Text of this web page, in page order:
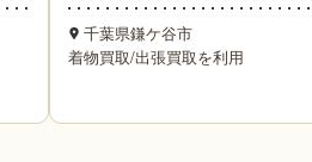
千葉県鎌ケ谷市
着物買取/出張買取を利用